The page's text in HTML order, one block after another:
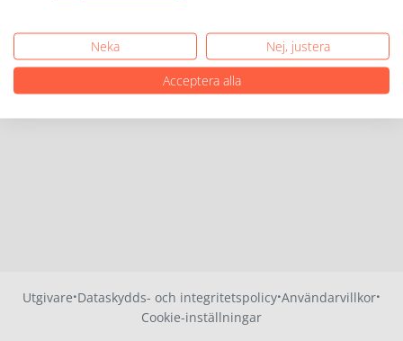
Utgivare·Dataskydds- och integritetspolicy·Användarvillkor·
Cookie-inställningar
Neka
Nej, justera
Acceptera alla